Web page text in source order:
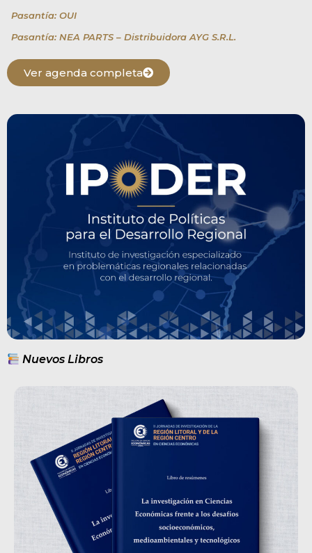
Pasantía: OUI
Pasantía: NEA PARTS – Distribuidora AYG S.R.L.
Ver agenda completa
Nuevos Libros